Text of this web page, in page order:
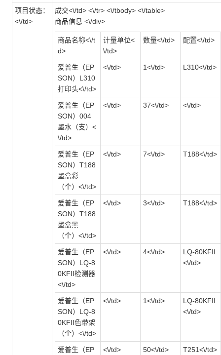
项目状态：
<\/td>
成交<\/td> <\/tr> <\/tbody> <\/table>
商品信息 <\/div>
商品名称<\/t
d>
计量单位<
\/td>
数量<\/td> 配置<\/td>
爱普生（EP
SON）L310
打印头<\/td>
<\/td> 1<\/td> L310<\/td>
爱普生（EP
SON）004
墨水（支）<
\/td>
<\/td> 37<\/td> <\/td>
爱普生（EP
SON）T188
墨盒彩
（个）<\/td>
<\/td> 7<\/td> T188<\/td>
爱普生（EP
SON）T188
墨盒黑
（个）<\/td>
<\/td> 3<\/td> T188<\/td>
爱普生（EP
SON）LQ-8
0KFII检测器
<\/td>
<\/td> 4<\/td>
LQ-80KFII
<\/td>
爱普生（EP
SON）LQ-8
0KFII色带架
（个）<\/td>
<\/td> 1<\/td>
LQ-80KFII
<\/td>
爱普生（EP
<\/td> 50<\/td> T251<\/td>